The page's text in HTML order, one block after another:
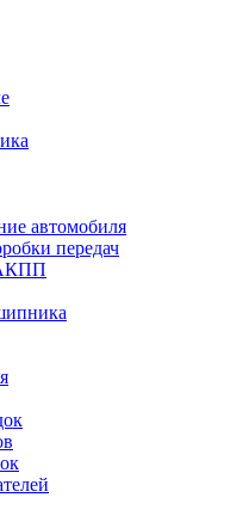
автомобиля
передач
АКПП